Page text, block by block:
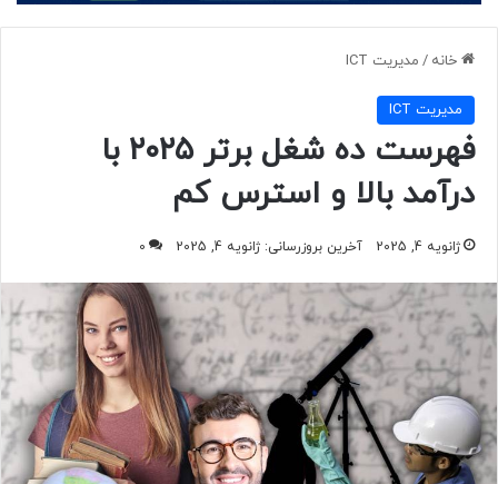
خانه / مديريت ICT
مديريت ICT
فهرست ده شغل برتر ۲۰۲۵ با
درآمد بالا و استرس کم
ژانویه 4, 2025 آخرین بروزرسانی: ژانویه 4, 2025 0